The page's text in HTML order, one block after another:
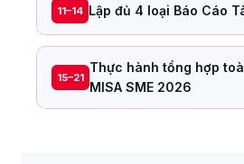
Lập sổ cái tài khoản tự động
11–14 Lập đủ 4 loại Báo Cáo
Bảng Cân Đối Kế Toán (Mẫu B01)
Báo Cáo Kết Quả Hoạt Động
15–21
Thực hành tổng hợp
MISA SME 2026